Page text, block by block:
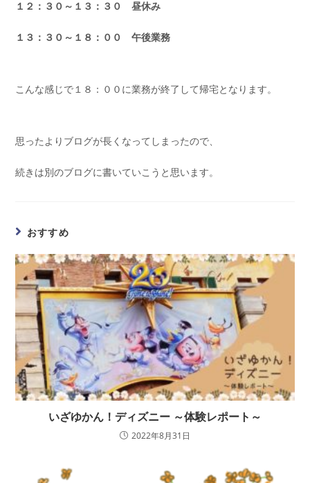
１２：３０～１３：３０ 昼休み
１３：３０～１８：００ 午後業務
こんな感じで１８：００に業務が終了して帰宅となります。
思ったよりブログが長くなってしまったので、
続きは別のブログに書いていこうと思います。
おすすめ
いざゆかん！ディズニー ～体験レポート～
2022年8月31日